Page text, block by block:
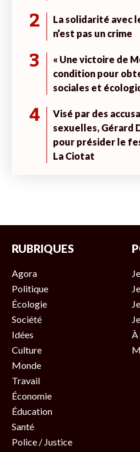
2
La solidarité avec
n’est pas un crime
3
« Une victoire de
condition pour
sociales et
4
Visé par des
sexuelles, Gérard
pour présider le
La Ciotat
RUBRIQUES
Agora
Politique
Écologie
Société
Idées
Culture
Monde
Travail
Économie
Éducation
Santé
Police / Justice
À